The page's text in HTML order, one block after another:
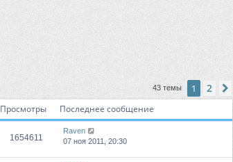
43 темы 1 2
Просмотры Последнее сообщение
1654611
Raven
07 ноя 2011, 20:30